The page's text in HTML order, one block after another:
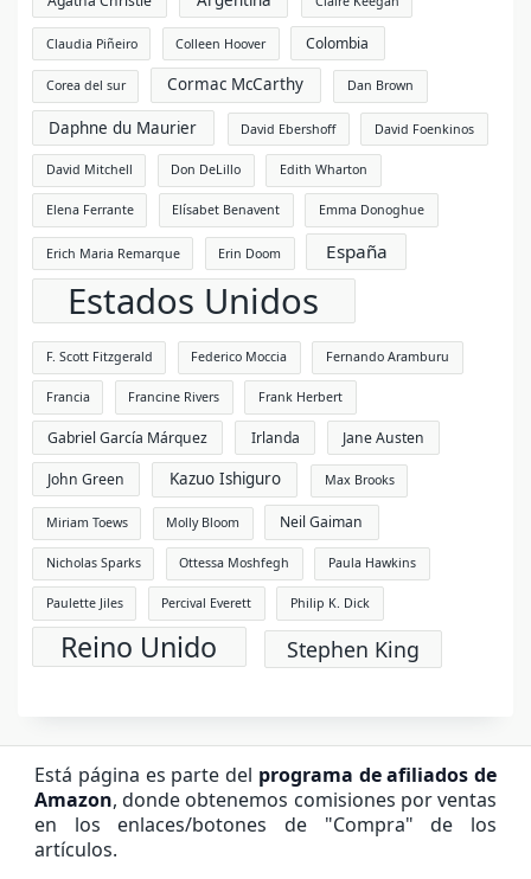
Claudia Piñeiro Colleen Hoover Colombia
Corea del sur Cormac McCarthy Dan Brown
Daphne du Maurier David Ebershoff David Foenkinos
David Mitchell Don DeLillo Edith Wharton
Elena Ferrante Elísabet Benavent Emma Donoghue
Erich Maria Remarque Erin Doom España
Estados Unidos
F. Scott Fitzgerald Federico Moccia Fernando Aramburu
Francia Francine Rivers Frank Herbert
Gabriel García Márquez Irlanda Jane Austen
John Green Kazuo Ishiguro Max Brooks
Miriam Toews Molly Bloom Neil Gaiman
Nicholas Sparks Ottessa Moshfegh Paula Hawkins
Paulette Jiles Percival Everett Philip K. Dick
Reino Unido Stephen King
Está página es parte del programa de afiliados de
Amazon, donde obtenemos comisiones por ventas
en los enlaces/botones de "Compra" de los
artículos.